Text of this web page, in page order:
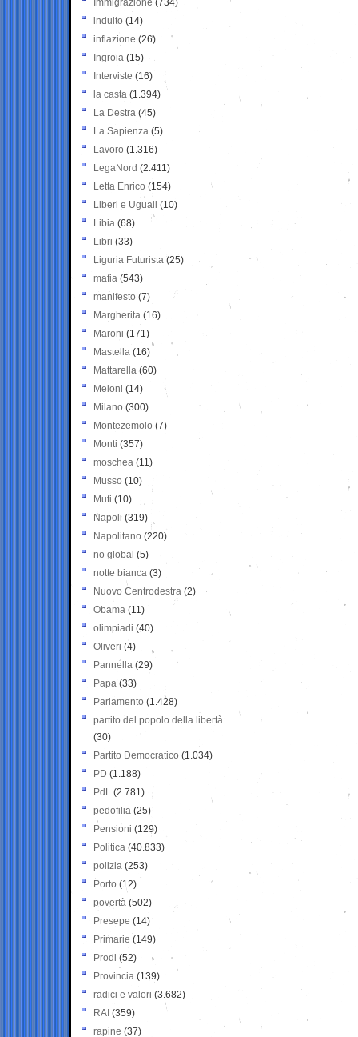
Immigrazione (734)
indulto (14)
inflazione (26)
Ingroia (15)
Interviste (16)
la casta (1.394)
La Destra (45)
La Sapienza (5)
Lavoro (1.316)
LegaNord (2.411)
Letta Enrico (154)
Liberi e Uguali (10)
Libia (68)
Libri (33)
Liguria Futurista (25)
mafia (543)
manifesto (7)
Margherita (16)
Maroni (171)
Mastella (16)
Mattarella (60)
Meloni (14)
Milano (300)
Montezemolo (7)
Monti (357)
moschea (11)
Musso (10)
Muti (10)
Napoli (319)
Napolitano (220)
no global (5)
notte bianca (3)
Nuovo Centrodestra (2)
Obama (11)
olimpiadi (40)
Oliveri (4)
Pannella (29)
Papa (33)
Parlamento (1.428)
partito del popolo della libertà
(30)
Partito Democratico (1.034)
PD (1.188)
PdL (2.781)
pedofilia (25)
Pensioni (129)
Politica (40.833)
polizia (253)
Porto (12)
povertà (502)
Presepe (14)
Primarie (149)
Prodi (52)
Provincia (139)
radici e valori (3.682)
RAI (359)
rapine (37)